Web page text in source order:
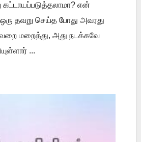
கட்டாயப்படுத்தலாமா? என்
தவறு செய்த போது அவரது
மறைத்து, அது நடக்கவே
...